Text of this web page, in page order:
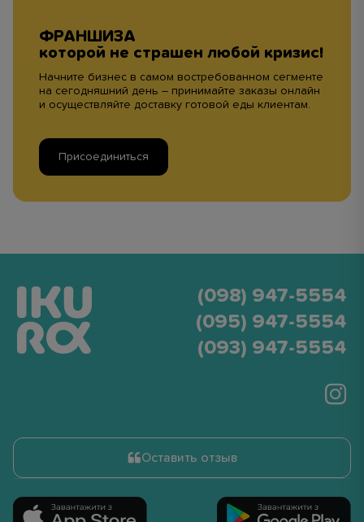
ФРАНШИЗА
которой не страшен любой кризис!
Начните бизнес в самом востребованном сегменте
на сегодняшний день – принимайте заказы онлайн
и осуществляйте доставку готовой еды клиентам.
Присоединиться
(098) 947-5554
(095) 947-5554
(093) 947-5554
Оставить отзыв